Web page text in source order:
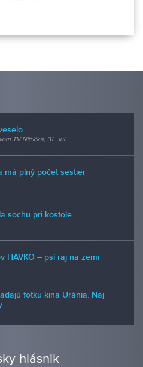
TV Nitrička, 31. Jul
má plný počet sestier
sochu pri kostole
HAVKO – psí raj na zemi
fotku kina Uránia. Naj
hlásnik